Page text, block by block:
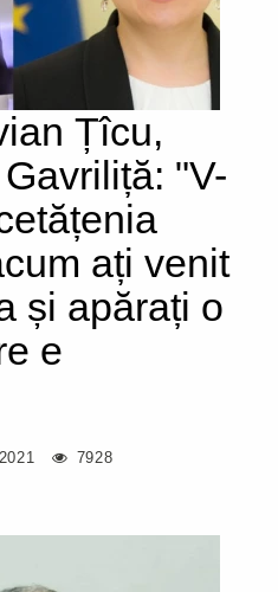
Țîcu,
"V-
ați venit
și apărați o
e
7928